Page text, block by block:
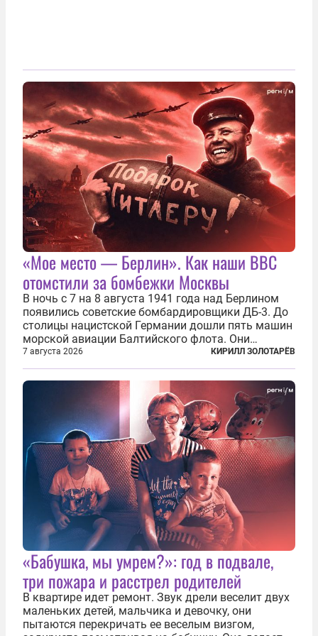
«Мое место — Берлин». Как наши ВВС
отомстили за бомбежки Москвы
В ночь с 7 на 8 августа 1941 года над Берлином
появились советские бомбардировщики ДБ-3. До
столицы нацистской Германии дошли пять машин
морской авиации Балтийского флота. Они
сбросили бомбы на город, который в тот момент
жил в полной уверенности, что война идет где-то
далеко на востоке, Красная...
7 августа 2026 КИРИЛЛ ЗОЛОТАРЁВ
«Бабушка, мы умрем?»: год в подвале,
три пожара и расстрел родителей
В квартире идет ремонт. Звук дрели веселит двух
маленьких детей, мальчика и девочку, они
пытаются перекричать ее веселым визгом,